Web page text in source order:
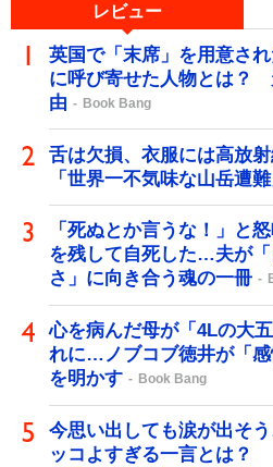
レビュー
英国で「末席」を用意さ
に呼び寄せた人物とは？
由
Book Bang
舌は欠損、衣服には高放
「世界一不気味な山岳遭
「死ぬとか言うな！」と
を残して自死した…夫が
さ」に向き合う魂の一冊
心を病んだ母が「4Lの大
れに…ノブコブ徳井が「
を明かす
Book Bang
今思い出しても涙が出そ
ッコよすぎる一言とは？